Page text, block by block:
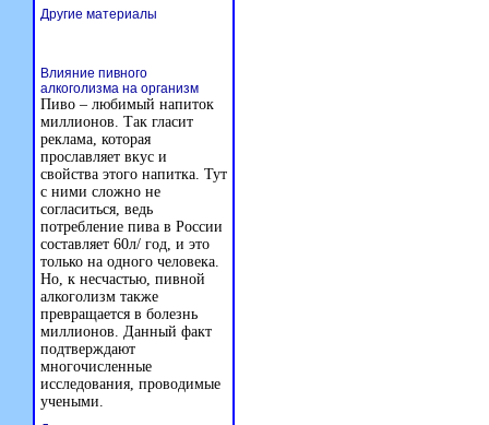
Другие материалы
Влияние пивного
алкоголизма на организм
Пиво – любимый напиток
миллионов. Так гласит
реклама, которая
прославляет вкус и
свойства этого напитка. Тут
с ними сложно не
согласиться, ведь
потребление пива в России
составляет 60л/ год, и это
только на одного человека.
Но, к несчастью, пивной
алкоголизм также
превращается в болезнь
миллионов. Данный факт
подтверждают
многочисленные
исследования, проводимые
учеными.